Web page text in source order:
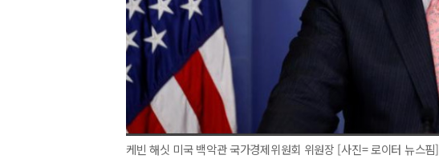
케빈 해싯 미국 백악관 국가경제위원회 위원장 [사진= 로이터 뉴스핌]